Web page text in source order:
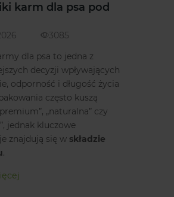
karm dla psa pod
3085
dla psa to jedna z
decyzji wpływających
odporność i długość życia
często kuszą
„naturalna” czy
jednak kluczowe
znajdują się w składzie
.